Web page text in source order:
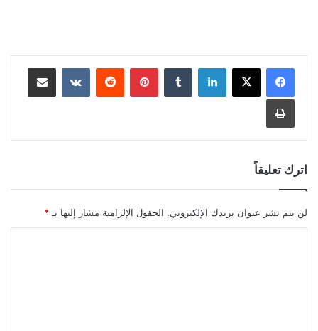
لينكدإن بينتيريست مشاركة عبر البريد
طباعة
اترك تعليقاً
لن يتم نشر عنوان بريدك الإلكتروني. الحقول الإلزامية مشار إليها بـ *